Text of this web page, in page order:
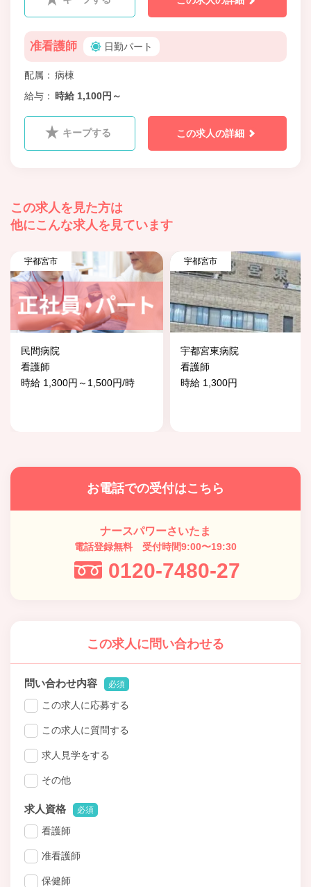
准看護師 日勤パート
配属
病棟
給与
時給 1,100円～
キープする この求人の詳細
この求人を見た方は
他にこんな求人を見ています
宇都宮市
民間病院
看護師
時給 1,300円～1,500円/時
宇都宮市
宇都宮東病院
看護師
時給 1,300円
お電話での受付はこちら
ナースパワーさいたま
電話登録無料 受付時間9:00〜19:30
0120-7480-27
この求人に問い合わせる
問い合わせ内容 必須
この求人に応募する
この求人に質問する
求人見学をする
その他
求人資格 必須
看護師
准看護師
保健師